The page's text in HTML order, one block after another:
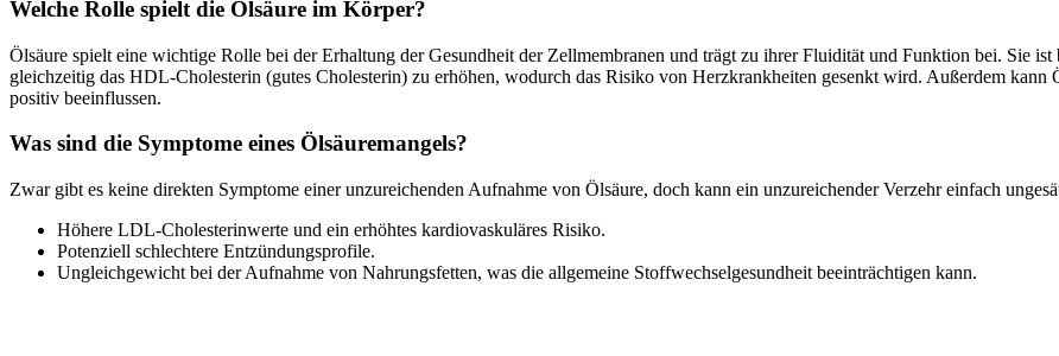
Welche Rolle spielt die Ölsäure im Körper?
Ölsäure spielt eine wichtige Rolle bei der Erhaltung der Gesundheit der Zellmembranen und trägt zu ihrer Fluidität und Funktion bei. Sie
gleichzeitig das HDL-Cholesterin (gutes Cholesterin) zu erhöhen, wodurch das Risiko von Herzkrankheiten gesenkt wird. Außerdem
positiv beeinflussen.
Was sind die Symptome eines Ölsäuremangels?
Zwar gibt es keine direkten Symptome einer unzureichenden Aufnahme von Ölsäure, doch kann ein unzureichender Verzehr einfach
Höhere LDL-Cholesterinwerte und ein erhöhtes kardiovaskuläres Risiko.
Potenziell schlechtere Entzündungsprofile.
Ungleichgewicht bei der Aufnahme von Nahrungsfetten, was die allgemeine Stoffwechselgesundheit beeinträchtigen kann.